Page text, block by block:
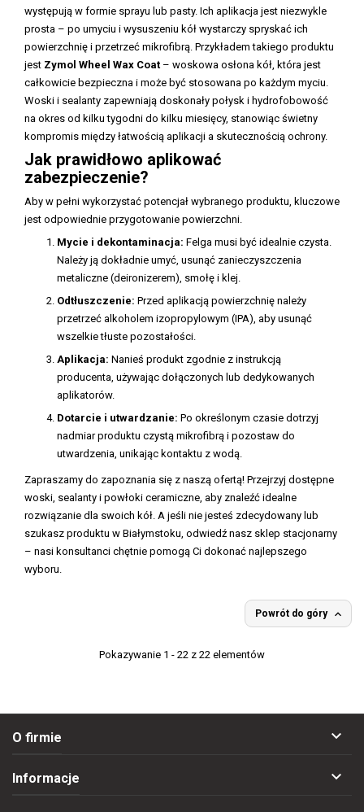
występują w formie sprayu lub pasty. Ich aplikacja jest niezwykle
prosta – po umyciu i wysuszeniu kół wystarczy spryskać ich
powierzchnię i przetrzeć mikrofibrą. Przykładem takiego produktu
jest Zymol Wheel Wax Coat – woskowa osłona kół, która jest
całkowicie bezpieczna i może być stosowana po każdym myciu.
Woski i sealanty zapewniają doskonały połysk i hydrofobowość
na okres od kilku tygodni do kilku miesięcy, stanowiąc świetny
kompromis między łatwością aplikacji a skutecznością ochrony.
Jak prawidłowo aplikować
zabezpieczenie?
Aby w pełni wykorzystać potencjał wybranego produktu, kluczowe
jest odpowiednie przygotowanie powierzchni.
Mycie i dekontaminacja: Felga musi być idealnie czysta.
Należy ją dokładnie umyć, usunąć zanieczyszczenia
metaliczne (deironizerem), smołę i klej.
Odtłuszczenie: Przed aplikacją powierzchnię należy
przetrzeć alkoholem izopropylowym (IPA), aby usunąć
wszelkie tłuste pozostałości.
Aplikacja: Nanieś produkt zgodnie z instrukcją
producenta, używając dołączonych lub dedykowanych
aplikatorów.
Dotarcie i utwardzanie: Po określonym czasie dotrzyj
nadmiar produktu czystą mikrofibrą i pozostaw do
utwardzenia, unikając kontaktu z wodą.
Zapraszamy do zapoznania się z naszą ofertą! Przejrzyj dostępne
woski, sealanty i powłoki ceramiczne, aby znaleźć idealne
rozwiązanie dla swoich kół. A jeśli nie jesteś zdecydowany lub
szukasz produktu w Białymstoku, odwiedź nasz sklep stacjonarny
– nasi konsultanci chętnie pomogą Ci dokonać najlepszego
wyboru.
Powrót do góry 
Pokazywanie 1 - 22 z 22 elementów
O firmie 
Informacje 